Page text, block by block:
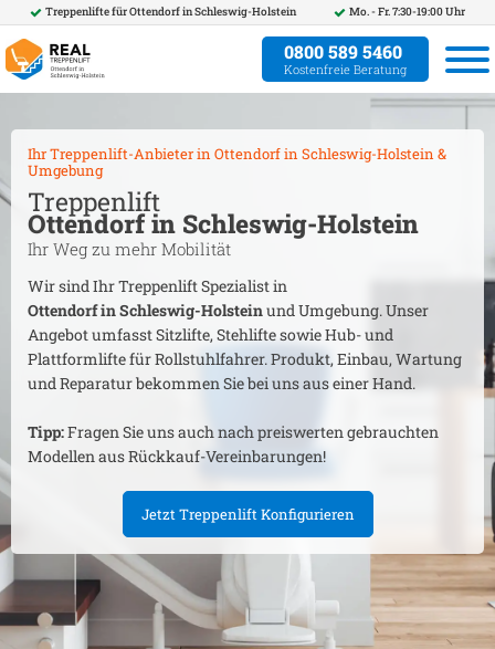
Treppenlifte fürOttendorf in Schleswig-Holstein Mo. - Fr. 7:30-19:00 Uhr
0800 589 5460
Kostenfreie Beratung
Ihr Treppenlift-Anbieter in Ottendorf in Schleswig-Holstein &
Umgebung
Treppenlift
Ottendorf in Schleswig-Holstein
Ihr Weg zu mehr Mobilität
Wir sind Ihr Treppenlift Spezialist in
Ottendorf in Schleswig-Holsteinund Umgebung. Unser
Angebot umfasst Sitzlifte, Stehlifte sowie Hub- und
Plattformlifte für Rollstuhlfahrer. Produkt, Einbau, Wartung
und Reparatur bekommen Sie bei uns aus einer Hand.
Tipp:Fragen Sie uns auch nach preiswerten gebrauchten
Modellen aus Rückkauf-Vereinbarungen!
Jetzt Treppenlift Konfigurieren